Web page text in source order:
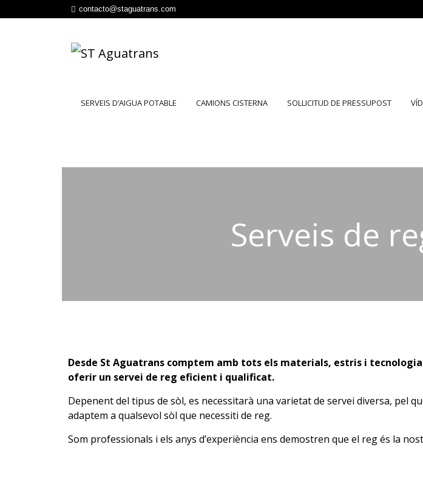
contacto@staguatrans.com
SERVEIS D’AIGUA POTABLE CAMIONS CISTERNA SOL·LICITUD DE PRESSUPOST
Serveis de
Desde St Aguatrans comptem amb tots els materials, estris i
oferir un servei de reg eficient i qualificat.
Depenent del tipus de sòl, es necessitarà una varietat de servei diversa, pel
adaptem a qualsevol sòl que necessiti de reg.
Som professionals i els anys d’experiència ens demostren que el reg és la